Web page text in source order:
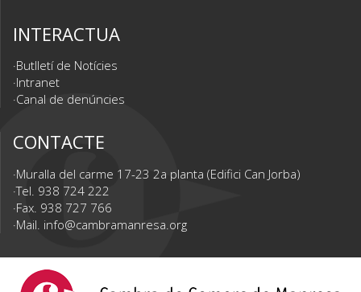
INTERACTUA
Butlletí de Notícies
Intranet
Canal de denúncies
CONTACTE
Muralla del carme 17-23 2a planta (Edifici Can Jorba)
Tel. 938 724 222
Fax. 938 727 766
Mail. info@cambramanresa.org